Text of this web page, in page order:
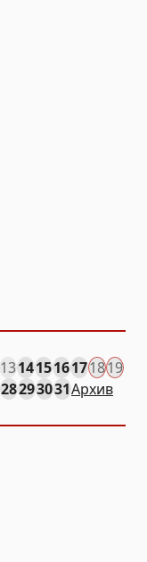
13141516171819
28293031Архив